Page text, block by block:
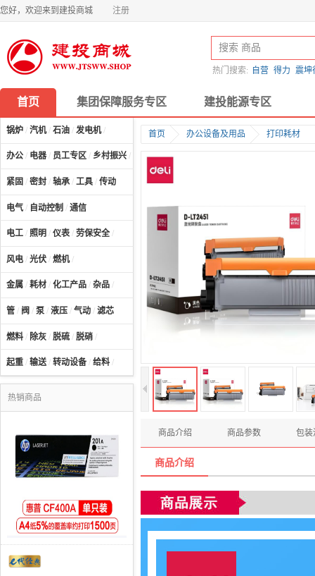
您好，欢迎来到建投商城 注册
热门搜索: 自营 得力 震坤
首页 集团保障服务专区 建投能源专区
锅炉 / 汽机/ 石油 / 发电机/
办公 / 电器 / 员工专区 / 乡村振兴 / 计算机及配件
紧固 / 密封 / 轴承 / 工具 / 传动
电气 / 自动控制 / 通信
电工 / 照明 / 仪表 / 劳保安全 /
风电 / 光伏 / 燃机/
金属 / 耗材 / 化工产品 / 杂品 /
管 / 阀 / 泵 / 液压 / 气动 / 滤芯
燃料 / 除灰 / 脱硫 / 脱硝 /
起重 / 输送/ 转动设备 / 给料 /
热销商品
首页 办公设备及用品 打印耗材
商品介绍 商品参数 包装
商品介绍